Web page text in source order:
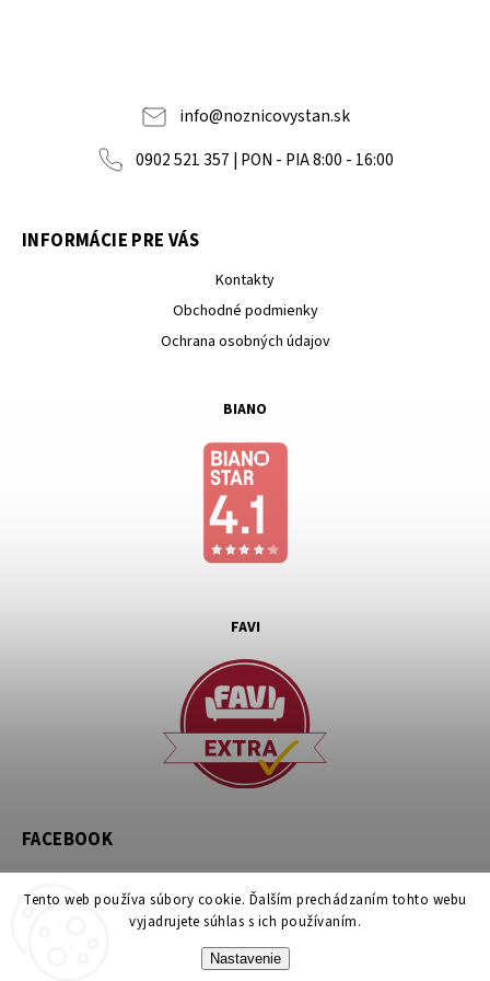
Tento web používa súbory cookie. Ďalším prechádzaním tohto webu
vyjadrujete súhlas s ich používaním.
Nastavenie
info@noznicovystan.sk
0902 521 357 | PON - PIA 8:00 - 16:00
INFORMÁCIE PRE VÁS
Kontakty
Obchodné podmienky
Ochrana osobných údajov
BIANO
FAVI
FACEBOOK